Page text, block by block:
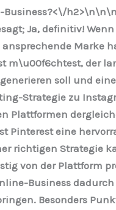
Business?<\/h2>\n\n\n
Ja, definitiv!
Marke
m\u00f6chtest, der
soll und
Strategie zu
Plattformen
Pinterest eine
richtigen Strategie
von der Plattform
Business dadurch
Besonders